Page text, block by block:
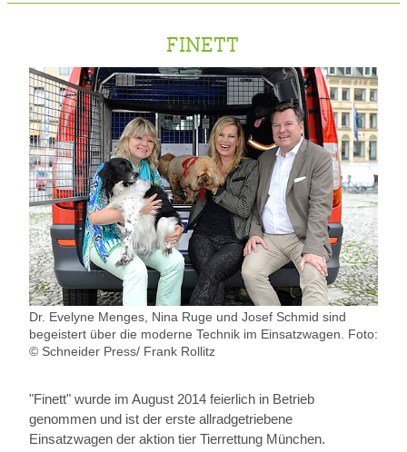
FINETT
Dr. Evelyne Menges, Nina Ruge und Josef Schmid sind
begeistert über die moderne Technik im Einsatzwagen. Foto:
© Schneider Press/ Frank Rollitz
"Finett" wurde im August 2014 feierlich in Betrieb
genommen und ist der erste allradgetriebene
Einsatzwagen der aktion tier Tierrettung München.